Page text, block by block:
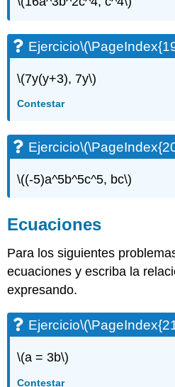
Ejercicio\
(\PageIndex{52}\)
Ejercicio\
(\PageIndex{53}\)
Ejercicio\
Ejercicio\
(\PageIndex{55}\)
(\PageIndex{56}\)
Ejercicio\
Ejercicio\
(\PageIndex{59}\)
Ejercicio\
Ejercicio\
(\PageIndex{61}\)
Ejercicio\
(\PageIndex{62}\)
Ejercicio\
Ejercicio
\(7y(y+3), 7y\)
Contestar
Ejercicio
\((-5)a^5b^5c^5, bc\)
Ecuaciones
Para los siguientes
ecuaciones y escriba la
expresando.
Ejercicio
\(a = 3b\)
Contestar